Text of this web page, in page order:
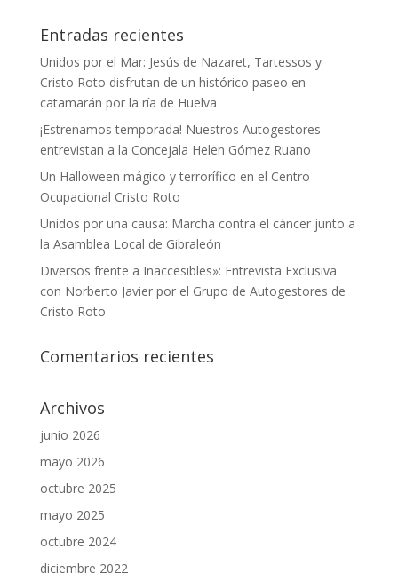
Entradas recientes
Unidos por el Mar: Jesús de Nazaret, Tartessos y
Cristo Roto disfrutan de un histórico paseo en
catamarán por la ría de Huelva
¡Estrenamos temporada! Nuestros Autogestores
entrevistan a la Concejala Helen Gómez Ruano
Un Halloween mágico y terrorífico en el Centro
Ocupacional Cristo Roto
Unidos por una causa: Marcha contra el cáncer junto a
la Asamblea Local de Gibraleón
Diversos frente a Inaccesibles»: Entrevista Exclusiva
con Norberto Javier por el Grupo de Autogestores de
Cristo Roto
Comentarios recientes
Archivos
junio 2026
mayo 2026
octubre 2025
mayo 2025
octubre 2024
diciembre 2022